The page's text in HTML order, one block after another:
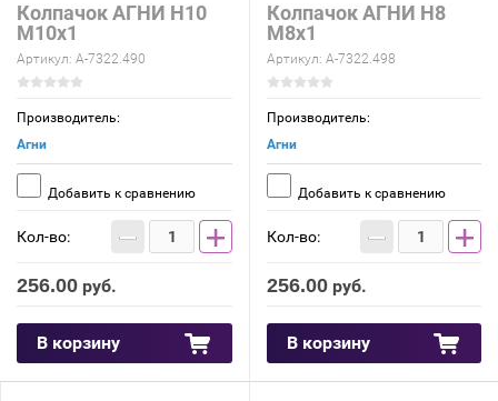
Колпачок АГНИ Н10
М10х1
Артикул: А-7322.490
Производитель:
Агни
Добавить к сравнению
Кол-во: − +
256.00 руб.
В корзину
Колпачок АГНИ Н8
М8х1
Артикул: А-7322.498
Производитель:
Агни
Добавить к сравнению
Кол-во: − +
256.00 руб.
В корзину